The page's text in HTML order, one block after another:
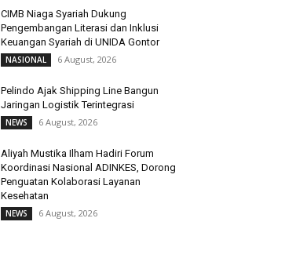
CIMB Niaga Syariah Dukung
Pengembangan Literasi dan Inklusi
Keuangan Syariah di UNIDA Gontor
NASIONAL 6 August, 2026
Pelindo Ajak Shipping Line Bangun
Jaringan Logistik Terintegrasi
NEWS 6 August, 2026
Aliyah Mustika Ilham Hadiri Forum
Koordinasi Nasional ADINKES, Dorong
Penguatan Kolaborasi Layanan
Kesehatan
NEWS 6 August, 2026